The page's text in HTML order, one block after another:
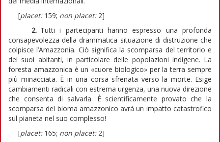
[placet: 159; non placet: 2]
2.Tutti i partecipanti hanno espresso una profonda
consapevolezza della drammatica situazione di distruzione che
colpisce l’Amazzonia. Ciò significa la scomparsa del territorio e
dei suoi abitanti, in particolare delle popolazioni indigene. La
foresta amazzonica è un «cuore biologico» per la terra sempre
più minacciata. È in una corsa sfrenata verso la morte. Esige
cambiamenti radicali con estrema urgenza, una nuova direzione
che consenta di salvarla. È scientificamente provato che la
scomparsa del bioma amazzonico avrà un impatto catastrofico
sul pianeta nel suo complesso!
[placet: 165; non placet: 2]